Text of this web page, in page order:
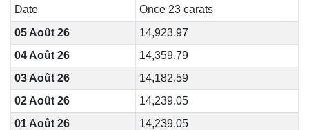
Date
Once 23 carats
05 Août 26
14,923.97
04 Août 26
14,359.79
03 Août 26
14,182.59
02 Août 26
14,239.05
01 Août 26
14,239.05